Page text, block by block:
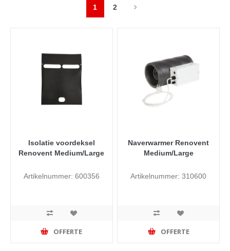
1 2
Isolatie voordeksel
Renovent Medium/Large
Artikelnummer: 600356
OFFERTE
Naverwarmer Renovent
Medium/Large
Artikelnummer: 310600
OFFERTE